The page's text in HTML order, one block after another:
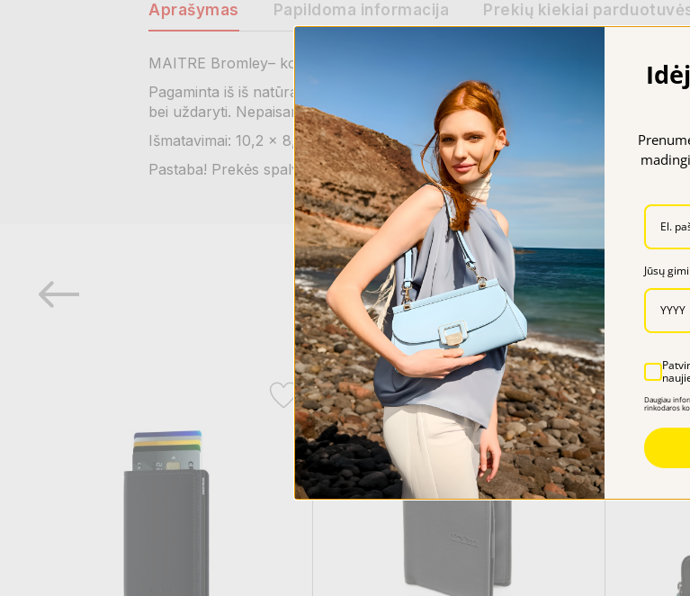
Aprašymas Papildoma informacija Prekių kiekiai
MAITRE Bromley– kompaktiška ir patogi piniginė kasdieniam naudojimui.
Pagaminta iš iš natūralios odos, viduje naudojamas poliesterio audinys.
bei uždaryti. Nepaisant kompaktiško dydžio, joje rasite vietos svarbiausiems
Išmatavimai: 10,2 x 8,5 x 2 cm.
Pastaba! Prekės spalva, dydis ar kiti parametrai gali neatitikti realybės dėl jūsų
Panašūs Jūsų
Daugiau
rinkodaros